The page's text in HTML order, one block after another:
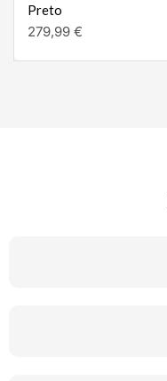
Preto
279,99 €